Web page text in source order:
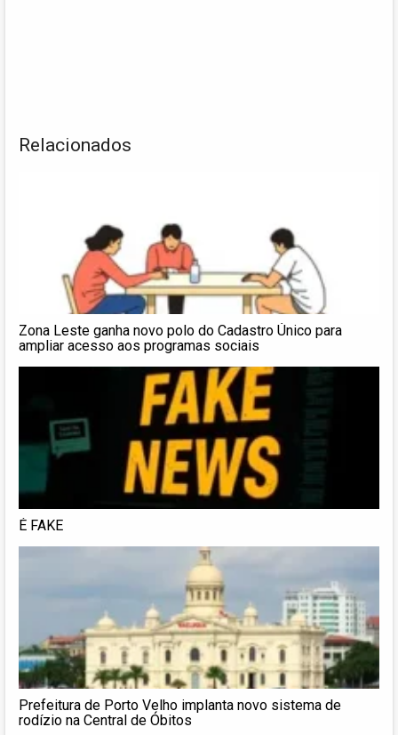
Relacionados
Zona Leste ganha novo polo do Cadastro Único para
ampliar acesso aos programas sociais
É FAKE
Prefeitura de Porto Velho implanta novo sistema de
rodízio na Central de Óbitos